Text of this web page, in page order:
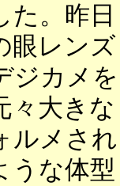
た。昨日
眼レンズ
ジカメを
々大きな
ルメされ
うな体型